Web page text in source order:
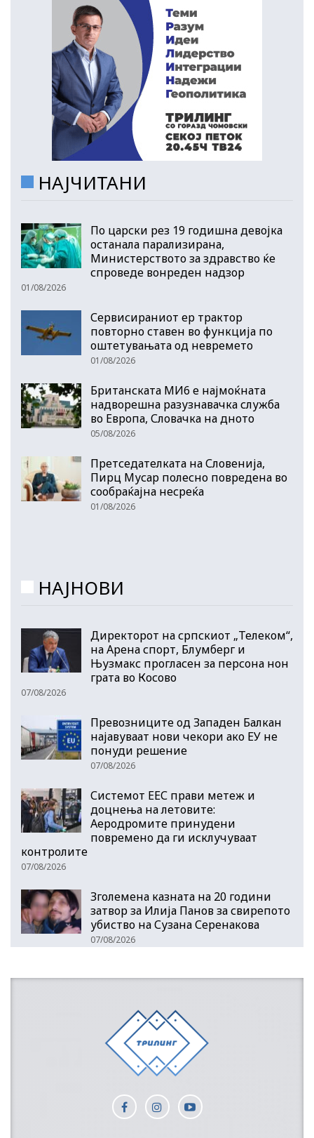
НАЈЧИТАНИ
По царски рез 19 годишна девојка
останала парализирана,
Министерството за здравство ќе
спроведе вонреден надзор
01/08/2026
Сервисираниот ер трактор
повторно ставен во функција по
оштетувањата од невремето
01/08/2026
Британската МИ6 е најмоќната
надворешна разузнавачка служба
во Европа, Словачка на дното
05/08/2026
Претседателката на Словенија,
Пирц Мусар полесно повредена во
сообраќајна несреќа
01/08/2026
НАЈНОВИ
Директорот на српскиот „Телеком“,
на Арена спорт, Блумберг и
Њузмакс прогласен за персона нон
грата во Косово
07/08/2026
Превозниците од Западен Балкан
најавуваат нови чекори ако ЕУ не
понуди решение
07/08/2026
Системот ЕЕС прави метеж и
доцнења на летовите:
Аеродромите принудени
повремено да ги исклучуваат
контролите
07/08/2026
Зголемена казната на 20 години
затвор за Илија Панов за свирепото
убиство на Сузана Серенакова
07/08/2026